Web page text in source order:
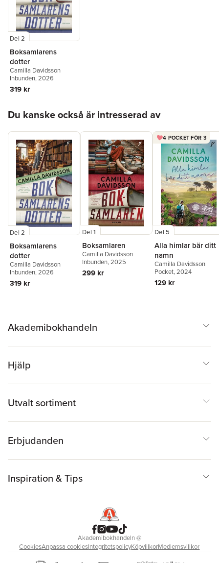
Del 2
Boksamlarens
dotter
Camilla Davidsson
Inbunden, 2026
319 kr
Du kanske också är intresserad av
Del 2
Boksamlarens
dotter
Camilla Davidsson
Inbunden, 2026
319 kr
Del 1
Boksamlaren
Camilla Davidsson
Inbunden, 2025
299 kr
4 POCKET FÖR 3
Del 5
Alla himlar bär ditt
namn
Camilla Davidsson
Pocket, 2024
129 kr
Akademibokhandeln
Hjälp
Utvalt sortiment
Erbjudanden
Inspiration & Tips
Akademibokhandeln@
CookiesAnpassa cookiesIntegritetspolicyKöpvillkorMedlemsvillkor